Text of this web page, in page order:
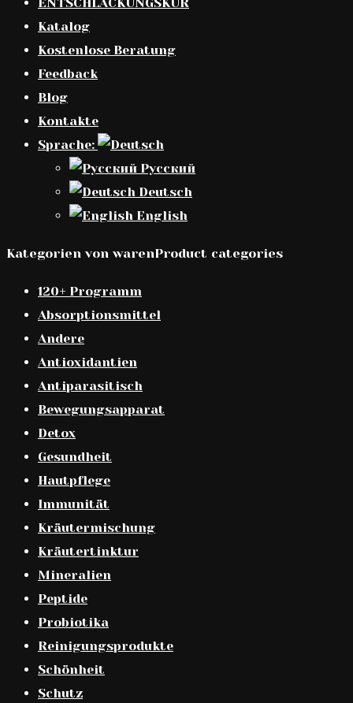
Katalog
Kostenlose Beratung
Feedback
Blog
Kontakte
Sprache:
Русский
Deutsch
English
Kategorien von warenProduct categories
120+ Programm
Absorptionsmittel
Andere
Antioxidantien
Antiparasitisch
Bewegungsapparat
Detox
Gesundheit
Hautpflege
Immunität
Kräutermischung
Kräutertinktur
Mineralien
Peptide
Probiotika
Reinigungsprodukte
Schönheit
Schutz